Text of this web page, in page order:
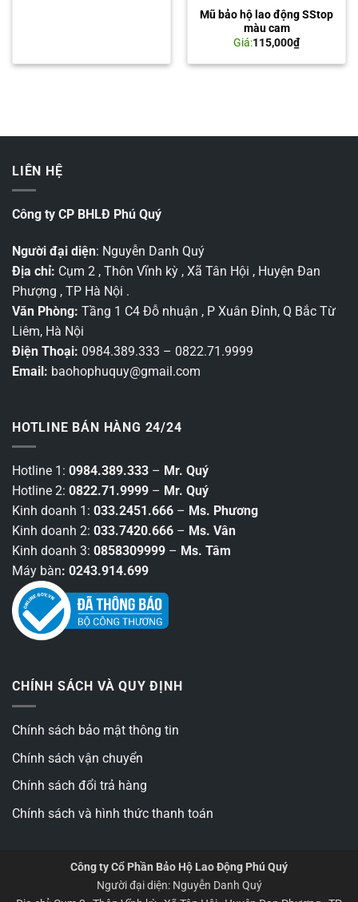
Mũ bảo hộ lao động SStop
màu cam
Giá:115,000₫
LIÊN HỆ
Công ty CP BHLĐ Phú Quý
Người đại diện: Nguyễn Danh Quý
Địa chỉ: Cụm 2 , Thôn Vĩnh kỳ , Xã Tân Hội , Huyện Đan
Phượng , TP Hà Nội .
Văn Phòng: Tầng 1 C4 Đỗ nhuận , P Xuân Đỉnh, Q Bắc Từ
Liêm, Hà Nội
Điện Thoại: 0984.389.333 – 0822.71.9999
Email: baohophuquy@gmail.com
HOTLINE BÁN HÀNG 24/24
Hotline 1: 0984.389.333 – Mr. Quý
Hotline 2: 0822.71.9999 – Mr. Quý
Kinh doanh 1: 033.2451.666 – Ms. Phương
Kinh doanh 2: 033.7420.666 – Ms. Vân
Kinh doanh 3: 0858309999 – Ms. Tâm
Máy bàn: 0243.914.699
CHÍNH SÁCH VÀ QUY ĐỊNH
Chính sách bảo mật thông tin
Chính sách vận chuyển
Chính sách đổi trả hàng
Chính sách và hình thức thanh toán
Công ty Cổ Phần Bảo Hộ Lao Động Phú Quý
Người đại diện: Nguyễn Danh Quý